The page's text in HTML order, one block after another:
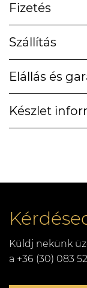
Fizetés
Szállítás
Elállás és
Készlet
Küldj nekünk
a +36 (30) 083